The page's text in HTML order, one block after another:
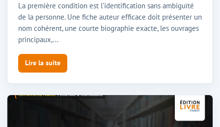
La première condition est l’identification sans ambiguïté
de la personne. Une fiche auteur efficace doit présenter un
nom cohérent, une courte biographie exacte, les ouvrages
principaux,...
Lire la suite